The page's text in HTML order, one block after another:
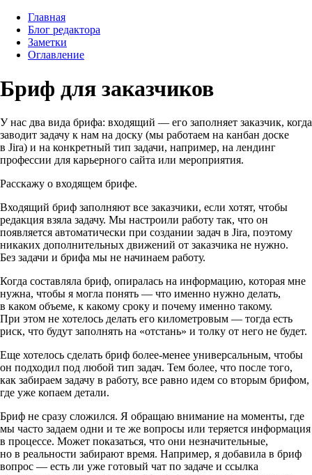
Главная
Блог редактора
Заметки
Оглавление
Бриф для заказчиков
У нас два вида брифа: входящий — его заполняет заказчик, когда
заводит задачу к нам на доску (мы работаем на канбан доске
в Jira) и на конкретный тип задачи, например, на лендинг
профессии для карьерного сайта или мероприятия.
Расскажу о входящем брифе.
Входящий бриф заполняют все заказчики, если хотят, чтобы
редакция взяла задачу. Мы настроили работу так, что он
появляется автоматически при создании задач в Jira, поэтому
никаких дополнительных движений от заказчика не нужно.
Без задачи и брифа мы не начинаем работу.
Когда составляла бриф, опиралась на информацию, которая мне
нужна, чтобы я могла понять — что именно нужно делать,
в каком объеме, к какому сроку и почему именно такому.
При этом не хотелось делать его километровым — тогда есть
риск, что будут заполнять на «отстань» и толку от него не будет.
Еще хотелось сделать бриф более-менее универсальным, чтобы
он подходил под любой тип задач. Тем более, что после того,
как забираем задачу в работу, все равно идем со вторым брифом,
где уже копаем детали.
Бриф не сразу сложился. Я обращаю внимание на моменты, где
мы часто задаем одни и те же вопросы или теряется информация
в процессе. Может показаться, что они незначительные,
но в реальности забирают время. Например, я добавила в бриф
вопрос — есть ли уже готовый чат по задаче и ссылка